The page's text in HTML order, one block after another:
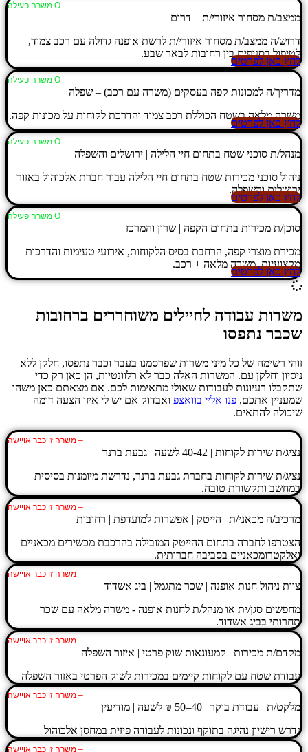
Ο משרה פעילה
ממצב/ת מסחור איזורי/ת – דרום
דרוש/ה ממצב/ת מסחור איזורי/ת לרשת אופנה גדולה עם רכב צמוד,
לטיפול בסניפים בין רחובות לבאר שבע.
לחץ כאן לפרטים
Ο משרה פעילה
מדריך/ה למכונות קפה בעסקים (משרה עם רכב) – שפלה
משרה מלאה בשטח הכוללת רכב צמוד והדרכת לקוחות על מכונות קפה.
לחץ כאן לפרטים
Ο משרה פעילה
מנהל/ת סוכני שטח בתחום חיי הלילה | ירושלים והשפלה
ניהול סוכני מכירות שטח בתחום חיי הלילה עבור חברת אלכוהול באזור
ירושלים והשפלה.
לחץ כאן לפרטים
Ο משרה פעילה
סוכן/ת מכירות בתחום הקפה | שרון והמרכז
מכירת מוצרי קפה, הרחבת בסיס הלקוחות, אירועי טעימות והדרכות
מקצועיות. משרה מלאה + רכב.
לחץ כאן לפרטים
משרות עבודה לחיילים משוחררים ברחובות
שכבר נתפסו
זוהי רשימה של כל מיני משרות שפרסמנו בעבר וכבר נתפסו, חלקן ללא
ניסיון וחלקן עם. המשרות האלה כבר לא רלוונטיות, הן כאן רק כדי
שתקבלו רעיונות לעבודות שאולי מתאימות לכם. אם מצאתם כאן משהו
שמעניין אתכם, פנו אליי בוואצפ ואבדוק אם יש לי איזו הצעה דומה
שיכולה להתאים.
– משרה זו כבר אויישה
נציג/ת שירות לקוחות | 40-42 לשעה | גבעת ברנר
נציג/ת שירות לקוחות בחברת גבעת ברנר, נדרשת מיומנות בסיסית
במחשב ותקשורת טובה.
– משרה זו כבר אויישה
מרכיב/ה מכאני/ת | הייטק | אפשרות למועדפת | רחובות
הצטרפו לחברה בתחום ההייטק המובילה בהרכבת מכשירים מכאניים
ואלקטרומכאניים בסביבה חברותית.
– משרה זו כבר אויישה
צוות ניהול חנות אופנה | שכר מתגמל | ביג אשדוד
מחפשים סגן/ית או מנהל/ת לחנות אופנה - משרה מלאה עם שכר
תחרותי בביג אשדוד.
– משרה זו כבר אויישה
מקדם/ת מכירות | קמעונאות שוק פרטי | איזור השפלה
עבודת שטח עם לקוחות קיימים במכירות לשוק הפרטי באזור השפלה
– משרה זו כבר אויישה
מלקט/ת | עבודת בוקר | 40–50 ₪ לשעה | מודיעין
נדרש רישיון נהיגה בתוקף ונכונות לעבודה פיזית במחסן אלכוהול
– משרה זו כבר אויישה